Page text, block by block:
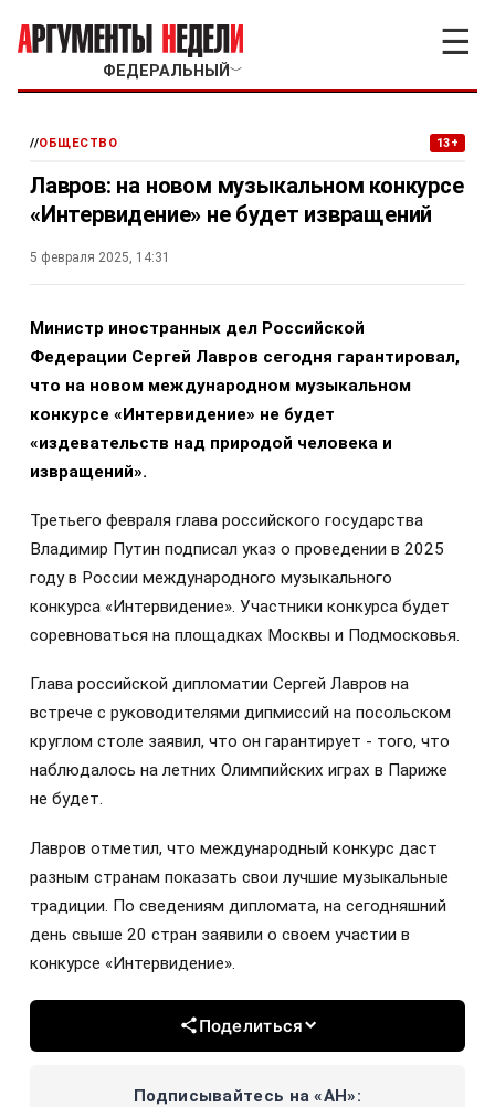
ФЕДЕРАЛЬНЫЙ ﹀
☰
//ОБЩЕСТВО 13+
Лавров: на новом музыкальном конкурсе
«Интервидение» не будет извращений
5 февраля 2025, 14:31
Министр иностранных дел Российской
Федерации Сергей Лавров сегодня гарантировал,
что на новом международном музыкальном
конкурсе «Интервидение» не будет
«издевательств над природой человека и
извращений».
Третьего февраля глава российского государства
Владимир Путин подписал указ о проведении в 2025
году в России международного музыкального
конкурса «Интервидение». Участники конкурса будет
соревноваться на площадках Москвы и Подмосковья.
Глава российской дипломатии Сергей Лавров на
встрече с руководителями дипмиссий на посольском
круглом столе заявил, что он гарантирует - того, что
наблюдалось на летних Олимпийских играх в Париже
не будет.
Лавров отметил, что международный конкурс даст
разным странам показать свои лучшие музыкальные
традиции. По сведениям дипломата, на сегодняшний
день свыше 20 стран заявили о своем участии в
конкурсе «Интервидение».
Поделиться
Подписывайтесь на «АН»: